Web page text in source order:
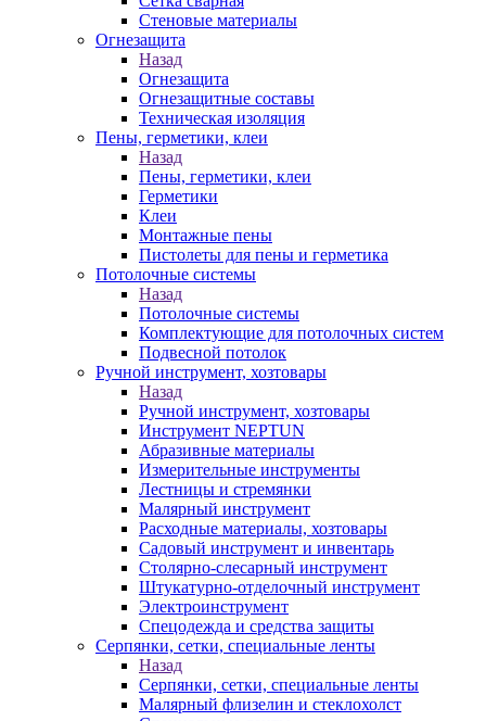
Стеновые материалы
Огнезащита
Назад
Огнезащита
Огнезащитные составы
Техническая изоляция
Пены, герметики, клеи
Назад
Пены, герметики, клеи
Герметики
Клеи
Монтажные пены
Пистолеты для пены и герметика
Потолочные системы
Назад
Потолочные системы
Комплектующие для потолочных систем
Подвесной потолок
Ручной инструмент, хозтовары
Назад
Ручной инструмент, хозтовары
Инструмент NEPTUN
Абразивные материалы
Измерительные инструменты
Лестницы и стремянки
Малярный инструмент
Расходные материалы, хозтовары
Садовый инструмент и инвентарь
Столярно-слесарный инструмент
Штукатурно-отделочный инструмент
Электроинструмент
Спецодежда и средства защиты
Серпянки, сетки, специальные ленты
Назад
Серпянки, сетки, специальные ленты
Малярный флизелин и стеклохолст